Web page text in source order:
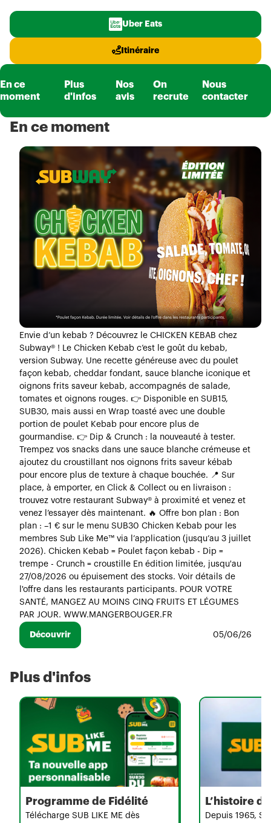
Uber Eats
Itinéraire
En ce
moment
Plus
d'infos
Nos
avis
On
recrute
Nous
contacter
En ce moment
Envie d’un kebab ? Découvrez le CHICKEN KEBAB chez
Subway® ! Le Chicken Kebab c’est le goût du kebab,
version Subway. Une recette généreuse avec du poulet
façon kebab, cheddar fondant, sauce blanche iconique et
oignons frits saveur kebab, accompagnés de salade,
tomates et oignons rouges. 👉 Disponible en SUB15,
SUB30, mais aussi en Wrap toasté avec une double
portion de poulet Kebab pour encore plus de
gourmandise. 👉 Dip & Crunch : la nouveauté à tester.
Trempez vos snacks dans une sauce blanche crémeuse et
ajoutez du croustillant nos oignons frits saveur kébab
pour encore plus de texture à chaque bouchée. 📍 Sur
place, à emporter, en Click & Collect ou en livraison :
trouvez votre restaurant Subway® à proximité et venez et
venez l’essayer dès maintenant. 🔥 Offre bon plan : Bon
plan : –1 € sur le menu SUB30 Chicken Kebab pour les
membres Sub Like Me™ via l’application (jusqu’au 3 juillet
2026). Chicken Kebab = Poulet façon kebab - Dip =
trempe - Crunch = croustille En édition limitée, jusqu'au
27/08/2026 ou épuisement des stocks. Voir détails de
l'offre dans les restaurants participants. POUR VOTRE
SANTÉ, MANGEZ AU MOINS CINQ FRUITS ET LÉGUMES
PAR JOUR. WWW.MANGERBOUGER.FR
Découvrir 05/06/26
Plus d'infos
Programme de Fidélité
Télécharge SUB LIKE ME dès
L’histoire
Depuis 1965,